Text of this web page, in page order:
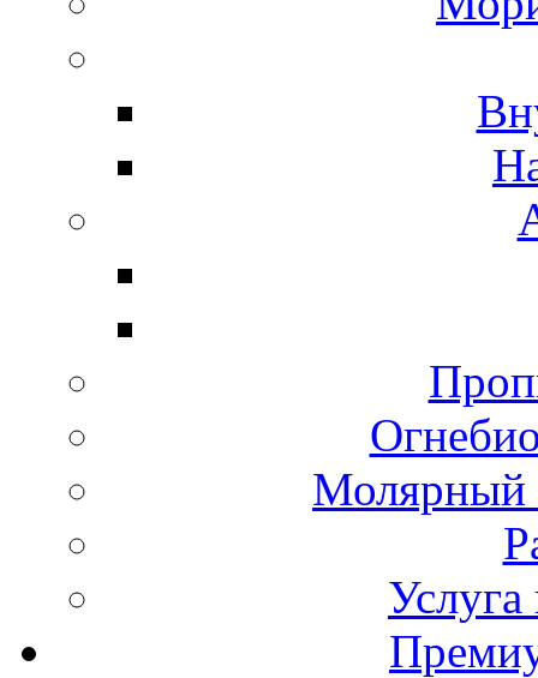
Молярный
Услуга